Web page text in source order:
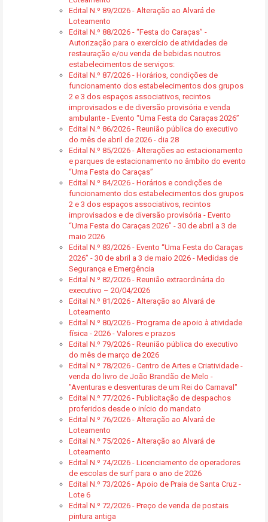
Edital N.º 89/2026 - Alteração ao Alvará de
Loteamento
Edital N.º 88/2026 - “Festa do Caraças” -
Autorização para o exercício de atividades de
restauração e/ou venda de bebidas noutros
estabelecimentos de serviços:
Edital N.º 87/2026 - Horários, condições de
funcionamento dos estabelecimentos dos grupos
2 e 3 dos espaços associativos, recintos
improvisados e de diversão provisória e venda
ambulante - Evento “Uma Festa do Caraças 2026”
Edital N.º 86/2026 - Reunião pública do executivo
do mês de abril de 2026 - dia 28
Edital N.º 85/2026 - Alterações ao estacionamento
e parques de estacionamento no âmbito do evento
“Uma Festa do Caraças”
Edital N.º 84/2026 - Horários e condições de
funcionamento dos estabelecimentos dos grupos
2 e 3 dos espaços associativos, recintos
improvisados e de diversão provisória - Evento
“Uma Festa do Caraças 2026” - 30 de abril a 3 de
maio 2026
Edital N.º 83/2026 - Evento “Uma Festa do Caraças
2026” - 30 de abril a 3 de maio 2026 - Medidas de
Segurança e Emergência
Edital N.º 82/2026 - Reunião extraordinária do
executivo – 20/04/2026
Edital N.º 81/2026 - Alteração ao Alvará de
Loteamento
Edital N.º 80/2026 - Programa de apoio à atividade
física - 2026 - Valores e prazos
Edital N.º 79/2026 - Reunião pública do executivo
do mês de março de 2026
Edital N.º 78/2026 - Centro de Artes e Criatividade -
venda do livro de João Brandão de Melo -
"Aventuras e desventuras de um Rei do Carnaval"
Edital N.º 77/2026 - Publicitação de despachos
proferidos desde o início do mandato
Edital N.º 76/2026 - Alteração ao Alvará de
Loteamento
Edital N.º 75/2026 - Alteração ao Alvará de
Loteamento
Edital N.º 74/2026 - Licenciamento de operadores
de escolas de surf para o ano de 2026
Edital N.º 73/2026 - Apoio de Praia de Santa Cruz -
Lote 6
Edital N.º 72/2026 - Preço de venda de postais
pintura antiga